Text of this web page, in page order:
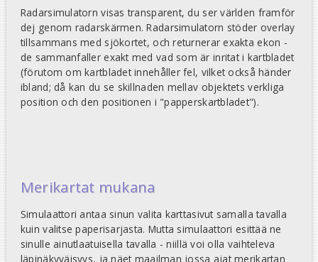
Radarsimulatorn visas transparent, du ser världen framför
dej genom radarskärmen. Radarsimulatorn stöder overlay
tillsammans med sjökortet, och returnerar exakta ekon -
de sammanfaller exakt med vad som är inritat i kartbladet
(förutom om kartbladet innehåller fel, vilket också händer
ibland; då kan du se skillnaden mellav objektets verkliga
position och den positionen i "papperskartbladet").
Merikartat mukana
Simulaattori antaa sinun valita karttasivut samalla tavalla
kuin valitse paperisarjasta. Mutta simulaattori esittää ne
sinulle ainutlaatuisella tavalla - niillä voi olla vaihteleva
läpinäkyväisyys, ja näet maailman jossa ajat merikartan